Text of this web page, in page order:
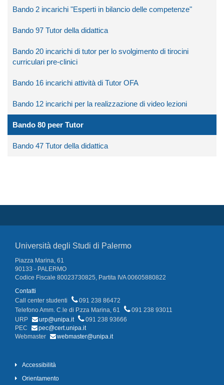
Bando 2 incarichi "Esperti in bilancio delle competenze"
Bando 97 Tutor della didattica
Bando 20 incarichi di tutor per lo svolgimento di tirocini
curriculari pre-clinici
Bando 16 incarichi attività di Tutor OFA
Bando 12 incarichi per la realizzazione di video lezioni
Bando 80 peer Tutor
Bando 47 Tutor della didattica
Università degli Studi di Palermo
Piazza Marina, 61
90133 - PALERMO
Codice Fiscale 80023730825, Partita IVA 00605880822
Contatti
Call center studenti
091 238 86472
Telefono Amm. C.le di P.zza Marina, 61
091 238 93011
URP
urp@unipa.it
091 238 93666
PEC
pec@cert.unipa.it
Webmaster
webmaster@unipa.it
Accessibilità
Orientamento